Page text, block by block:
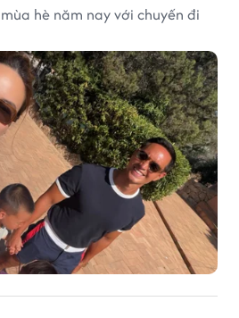
hè năm nay với chuyến đi